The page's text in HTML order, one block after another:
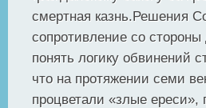
смертная казнь.Решения
сопротивление со
понять логику обвинений
что на протяжении семи
процветали «злые